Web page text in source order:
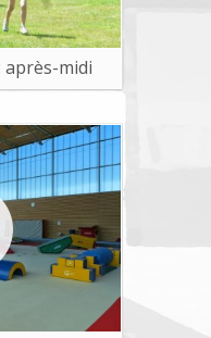
après-midi